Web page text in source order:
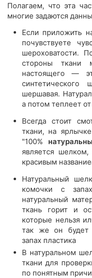
Полагаем, что эта
многие задаются
Если приложить
почувствуете
шероховатости.
стороны ткани
настоящего —
шершавая.
а потом теплеет
Всегда стоит
ткани, на
"100%
является
красивым
Натуральный
комочки с
натуральный
ткань горит и
которые нельзя
так же он будет
запах пластика
В натуральном
ткани для
по понятным